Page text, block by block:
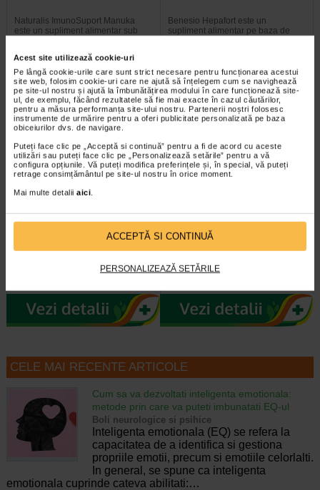
Acest site utilizează cookie-uri
Pe lângă cookie-urile care sunt strict necesare pentru funcționarea acestui
site web, folosim cookie-uri care ne ajută să înțelegem cum se navighează
pe site-ul nostru și ajută la îmbunătățirea modului în care funcționează site-
ul, de exemplu, făcând rezultatele să fie mai exacte în cazul căutărilor,
pentru a măsura performanța site-ului nostru. Partenerii noștri folosesc
instrumente de urmărire pentru a oferi publicitate personalizată pe baza
obiceiurilor dvs. de navigare.
Puteți face clic pe „Acceptă si continuă” pentru a fi de acord cu aceste
utilizări sau puteți face clic pe „Personalizează setările” pentru a vă
configura opțiunile. Vă puteți modifica preferințele și, în special, vă puteți
retrage consimțământul pe site-ul nostru în orice moment.
Mai multe detalii aici.
ACCEPTĂ SI CONTINUĂ
PERSONALIZEAZĂ SETĂRILE
Naturalis ImunoSuport Manuka
este un supliment alimentar sub
Benesio Hepafort este un
supliment alimentar pe baza de
MINUT Aspirator nazal baby 2
varfuri silicon
baby 2 varfuri silicon Aspiratorul
Vitamina D3 +K2, 30 capsule
supliment alimentar care combina
CELE MAI RECENTE ARTICOLE
Cum sa va dezvoltati inteligenta emotionala:
metode prin care va puteti imbunatati EQ-ul
Boli neurologice si psihice
Inteligenta emotionala (EQ) se refera la
capacitatea de a identifica si gestiona
propriile emotii, precum si emotiile celorlalti.
In general, se spune ca inteligenta
emotionala cuprinde cateva abilitati:…